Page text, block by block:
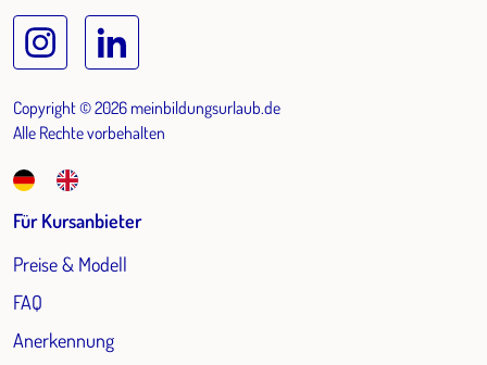
Copyright © 2026 meinbildungsurlaub.de
Alle Rechte vorbehalten
Für Kursanbieter
Preise & Modell
FAQ
Anerkennung